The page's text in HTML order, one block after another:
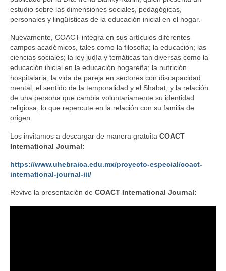
estudio sobre las dimensiones sociales, pedagógicas,
personales y lingüísticas de la educación inicial en el hogar.
Nuevamente, COACT integra en sus artículos diferentes
campos académicos, tales como la filosofía; la educación; las
ciencias sociales; la ley judía y temáticas tan diversas como la
educación inicial en la educación hogareña; la nutrición
hospitalaria; la vida de pareja en sectores con discapacidad
mental; el sentido de la temporalidad y el Shabat; y la relación
de una persona que cambia voluntariamente su identidad
religiosa, lo que repercute en la relación con su familia de
origen.
Los invitamos a descargar de manera gratuita COACT
International Journal:
https://www.uhebraica.edu.mx/proyecto-especial/coact-
international-journal-iii/
Revive la presentación de COACT International Journal: